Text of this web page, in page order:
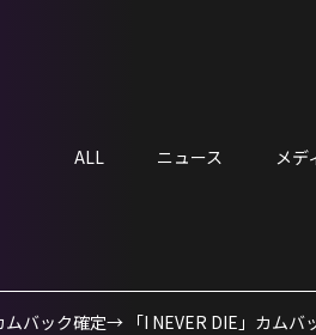
ALL ニュース メデ
ムバック確定→ 「I NEVER DIE」カム